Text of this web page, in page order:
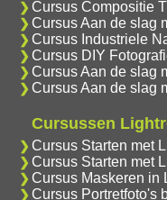
Cursus Compositie
Cursus Aan de slag
Cursus Industriele
Cursus DIY
Cursus Aan de slag
Cursus Aan de slag
Cursussen
Cursus Starten met
Cursus Starten met
Cursus Maskeren in
Cursus Portretfoto's